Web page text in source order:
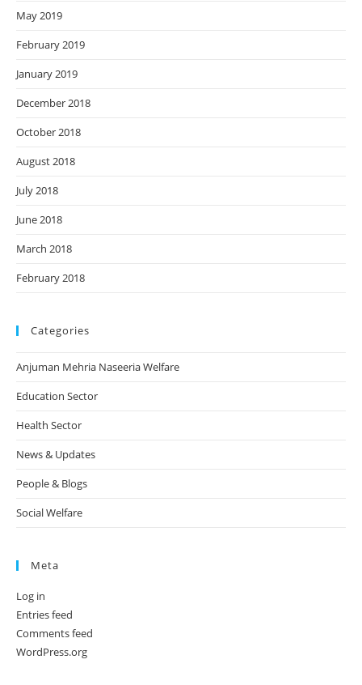
May 2019
February 2019
January 2019
December 2018
October 2018
August 2018
July 2018
June 2018
March 2018
February 2018
Categories
Anjuman Mehria Naseeria Welfare
Education Sector
Health Sector
News & Updates
People & Blogs
Social Welfare
Meta
Log in
Entries feed
Comments feed
WordPress.org